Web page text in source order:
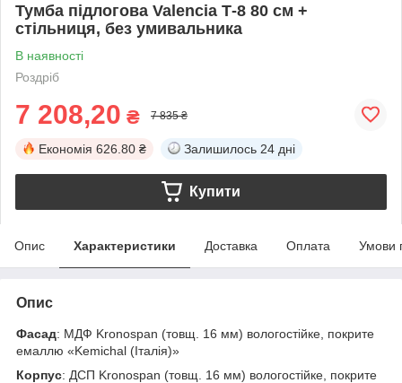
Тумба підлогова Valencia Т-8 80 см +
стільниця, без умивальника
В наявності
Роздріб
7 208,20 ₴ 7 835 ₴
Економія 626.80 ₴ Залишилось 24 дні
Купити
Опис Характеристики Доставка Оплата Умови
Опис
Фасад: МДФ Kronospan (товщ. 16 мм) вологостійке, покрите
емаллю «Kemichal (Італія)»
Корпус: ДСП Kronospan (товщ. 16 мм) вологостійке, покрите